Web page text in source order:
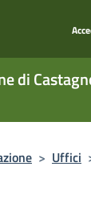
di
> Uffici